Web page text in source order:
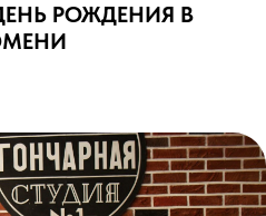
РОЖДЕНИЯ В